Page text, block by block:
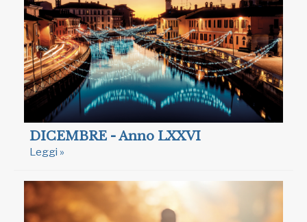
DICEMBRE - Anno LXXVI
Leggi »